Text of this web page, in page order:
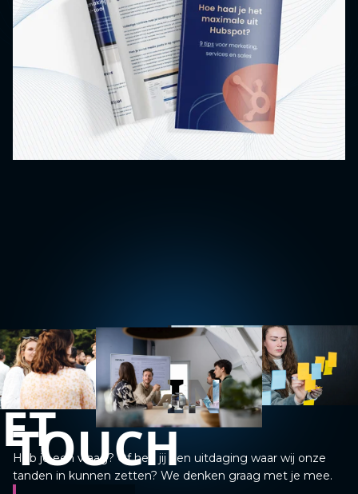
IN
TOUCH
Heb je een vraag? Of heb jij een uitdaging waar wij onze
tanden in kunnen zetten? We denken graag met je mee.